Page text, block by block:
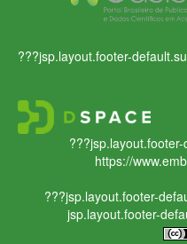
???jsp.layout.footer-
https://
???jsp.layout.footer-
jsp.layout.footer-